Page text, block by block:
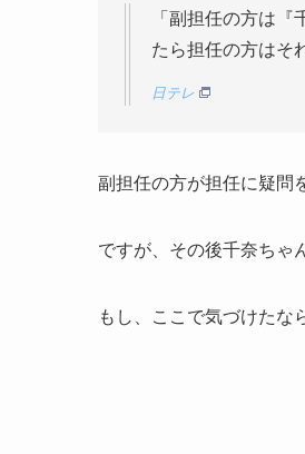
「副担任の方は
たら担任の方はそ
日テレ
副担任の方が担任に疑問
ですが、その後千奈ちゃ
もし、ここで気づけたな